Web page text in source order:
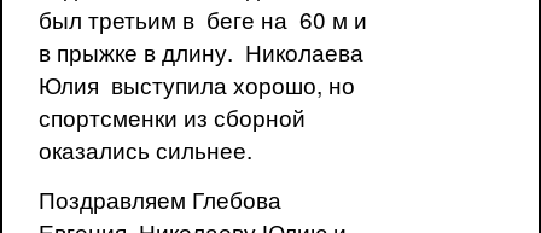
был третьим в беге на 60 м и
в прыжке в длину. Николаева
Юлия выступила хорошо, но
спортсменки из сборной
оказались сильнее.
Поздравляем Глебова